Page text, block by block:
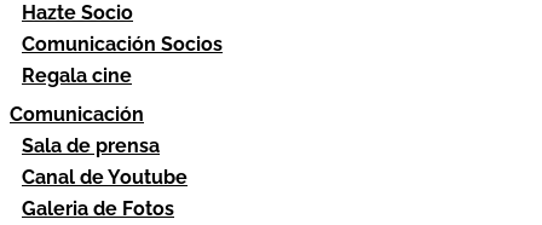
Hazte Socio
Comunicación Socios
Regala cine
Comunicación
Sala de prensa
Canal de Youtube
Galeria de Fotos